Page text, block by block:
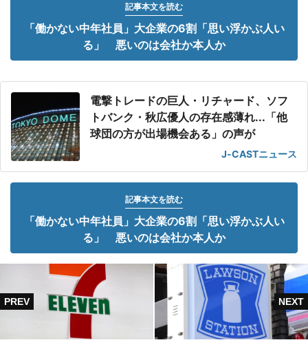
記事本文を読む
「働かない中年社員」大企業の6割「思い浮かぶ人い
る」 悪いのは会社か本人か
電撃トレードの巨人・リチャード、ソフ
トバンク・秋広優人の存在感薄れ...「他
球団の方が出場機会ある」の声が
J-CASTニュース
記事本文を読む
「働かない中年社員」大企業の6割「思い浮かぶ人い
る」 悪いのは会社か本人か